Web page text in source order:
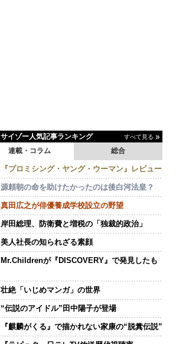
サイゾー人気記事ランキング すべて見る
連載・コラム 総合
『プロミシング・ヤング・ウーマン』レビュー
源頼朝の命を助けたかったのは後白河法皇？
真田広之が俳優養成学校設立の野望
岸田総理、防衛費と増税の「独裁的政治」
美人社長の知られざる素顔
Mr.Childrenが『DISCOVERY』で発見したも
壮絶「いじめマンガ」の世界
“伝説のアイドル”田中陽子が登場
『麒麟がくる』で描かれない家康の“脱糞伝説”